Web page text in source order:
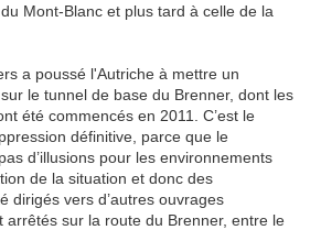
Mont-Blanc et plus tard à celle de la
a poussé l'Autriche à mettre un
le tunnel de base du Brenner, dont les
été commencés en 2011. C’est le
définitive, parce que le
d’illusions pour les environnements
de la situation et donc des
dirigés vers d’autres ouvrages
arrêtés sur la route du Brenner, entre le